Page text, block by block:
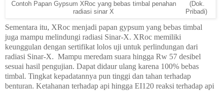
Contoh Papan Gypsum XRoc yang bebas timbal penahan
radiasi sinar X
(Dok.
Pribadi)
Sementara itu, XRoc menjadi papan gypsum yang bebas timbal
juga mampu melindungi radiasi Sinar-X. XRoc memiliki
keunggulan dengan sertifikat lolos uji untuk perlindungan dari
radiasi Sinar-X. Mampu meredam suara hingga Rw 57 desibel
sesuai hasil pengujian. Dapat didaur ulang karena 100% bebas
timbal. Tingkat kepadatannya pun tinggi dan tahan terhadap
benturan. Ketahanan terhadap api hingga EI120 reaksi terhadap api